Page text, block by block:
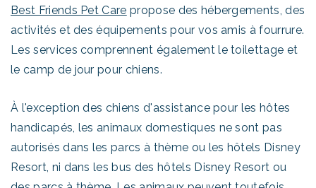
Best Friends Pet Care propose des hébergements, des
activités et des équipements pour vos amis à fourrure.
Les services comprennent également le toilettage et
le camp de jour pour chiens.
À l'exception des chiens d'assistance pour les hôtes
handicapés, les animaux domestiques ne sont pas
autorisés dans les parcs à thème ou les hôtels Disney
Resort, ni dans les bus des hôtels Disney Resort ou